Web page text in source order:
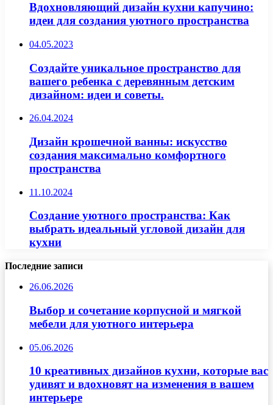
Вдохновляющий дизайн кухни капучино:
идеи для создания уютного пространства
04.05.2023
Создайте уникальное пространство для
вашего ребенка с деревянным детским
дизайном: идеи и советы.
26.04.2024
Дизайн крошечной ванны: искусство
создания максимально комфортного
пространства
11.10.2024
Создание уютного пространства: Как
выбрать идеальный угловой дизайн для
кухни
Последние записи
26.06.2026
Выбор и сочетание корпусной и мягкой
мебели для уютного интерьера
05.06.2026
10 креативных дизайнов кухни, которые вас
удивят и вдохновят на изменения в вашем
интерьере